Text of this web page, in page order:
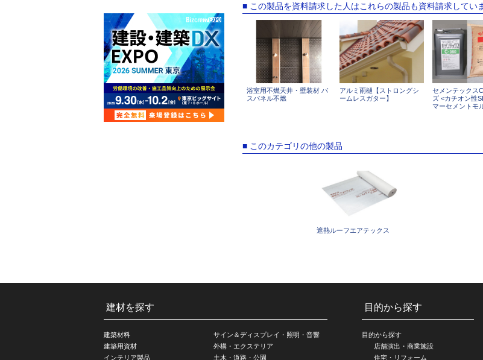
■ この製品を資料請求した人はこれらの製品も資料請求してい
浴室用不燃天井・壁装材 バ
スパネル不燃
アルミ雨樋【ストロングシ
ームレスガター】
セメンテックス
ズ <カチオン性
マーセメントモ
■ このカテゴリの他の製品
遮熱ルーフエアテックス
建材を探す
建築材料
建築用資材
インテリア製品
サイン＆ディスプレイ・照明・音響
外構・エクステリア
土木・道路・公園
目的から探す
目的から探す
店舗演出・商業施設
住宅・リフォーム